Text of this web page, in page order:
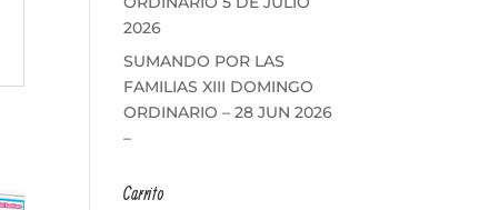
2026
SUMANDO POR LAS
FAMILIAS XIII DOMINGO
ORDINARIO – 28 JUN 2026
–
Carrito